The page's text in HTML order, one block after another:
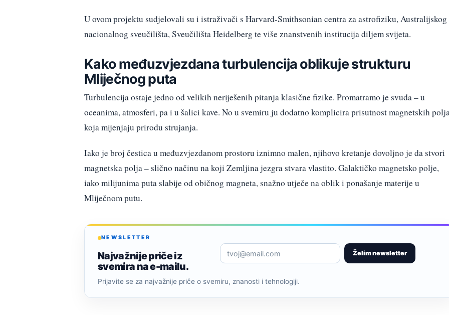
U ovom projektu sudjelovali su i istraživači s Harvard-Smithsonian centra za astrofiziku, Australijskog
nacionalnog sveučilišta, Sveučilišta Heidelberg te više znanstvenih institucija diljem svijeta.
Kako međuzvjezdana turbulencija oblikuje strukturu
Mliječnog puta
Turbulencija ostaje jedno od velikih neriješenih pitanja klasične fizike. Promatramo je svuda – u
oceanima, atmosferi, pa i u šalici kave. No u svemiru ju dodatno komplicira prisutnost magnetskih
koja mijenjaju prirodu strujanja.
Iako je broj čestica u međuzvjezdanom prostoru iznimno malen, njihovo kretanje dovoljno je da stvori
magnetska polja – slično načinu na koji Zemljina jezgra stvara vlastito. Galaktičko magnetsko polje,
iako milijunima puta slabije od običnog magneta, snažno utječe na oblik i ponašanje materije u
Mliječnom putu.
NEWSLETTER
Najvažnije priče iz
svemira na e-mailu.
Želim newsletter
Prijavite se za najvažnije priče o svemiru, znanosti i tehnologiji.